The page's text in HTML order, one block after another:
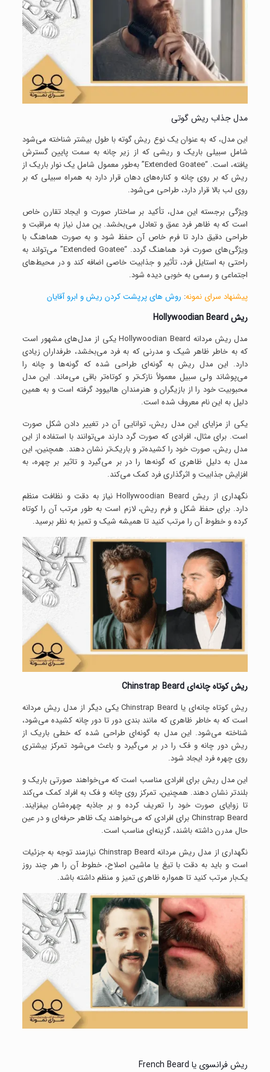
مدل جذاب ریش گوتی
این مدل، که به عنوان یک نوع ریش گوته با طول بیشتر شناخته می‌شود
شامل سبیلی باریک و ریشی که از زیر چانه به سمت پایین گسترش
یافته، است. “Extended Goatee” به‌طور معمول شامل یک نوار باریک از
ریش که بر روی چانه و کناره‌های دهان قرار دارد به همراه سبیلی که بر
روی لب بالا قرار دارد، طراحی می‌شود.
ویژگی برجسته این مدل، تأکید بر ساختار صورت و ایجاد تقارن خاص
است که به ظاهر فرد عمق و تعادل می‌بخشد. ین مدل نیاز به مراقبت و
طراحی دقیق دارد تا فرم خاص آن حفظ شود و به صورت هماهنگ با
ویژگی‌های صورت فرد هماهنگ گردد. “Extended Goatee” می‌تواند به
راحتی به استایل فرد، تأثیر و جذابیت خاصی اضافه کند و در محیط‌های
اجتماعی و رسمی به خوبی دیده شود.
پیشنهاد سرای نمونه: روش های پرپشت کردن ریش و ابرو آقایان
ریشHollywoodian Beard
مدل ریش مردانه Hollywoodian Beard یکی از مدل‌های مشهور است
که به خاطر ظاهر شیک و مدرنی که به فرد می‌بخشد، طرفداران زیادی
دارد. این مدل ریش به گونه‌ای طراحی شده که گونه‌ها و چانه را
می‌پوشاند ولی سبیل معمولاً نازک‌تر و کوتاه‌تر باقی می‌ماند. این مدل
محبوبیت خود را از بازیگران و هنرمندان هالیوود گرفته است و به همین
دلیل به این نام معروف شده است.
یکی از مزایای این مدل ریش، توانایی آن در تغییر دادن شکل صورت
است. برای مثال، افرادی که صورت گرد دارند می‌توانند با استفاده از این
مدل ریش، صورت خود را کشیده‌تر و باریک‌تر نشان دهند. همچنین، این
مدل به دلیل ظاهری که گونه‌ها را در بر می‌گیرد و تاثیر بر چهره، به
افزایش جذابیت و اثرگذاری فرد کمک می‌کند.
نگهداری از ریش Hollywoodian Beard نیاز به دقت و نظافت منظم
دارد. برای حفظ شکل و فرم ریش، لازم است به طور مرتب آن را کوتاه
کرده و خطوط آن را مرتب کنید تا همیشه شیک و تمیز به نظر برسید.
ریش کوتاه چانه‌ایChinstrap Beard
ریش کوتاه چانه‌ای یا Chinstrap Beard یکی دیگر از مدل ریش مردانه
است که به خاطر ظاهری که مانند بندی دور تا دور چانه کشیده می‌شود،
شناخته می‌شود. این مدل به گونه‌ای طراحی شده که خطی باریک از
ریش دور چانه و فک را در بر می‌گیرد و باعث می‌شود تمرکز بیشتری
روی چهره فرد ایجاد شود.
این مدل ریش برای افرادی مناسب است که می‌خواهند صورتی باریک و
بلندتر نشان دهند. همچنین، تمرکز روی چانه و فک به افراد کمک می‌کند
تا زوایای صورت خود را تعریف کرده و بر جاذبه چهره‌شان بیفزایند.
Chinstrap Beard برای افرادی که می‌خواهند یک ظاهر حرفه‌ای و در عین
حال مدرن داشته باشند، گزینه‌ای مناسب است.
نگهداری از مدل ریش مردانه Chinstrap Beard نیازمند توجه به جزئیات
است و باید به دقت با تیغ یا ماشین اصلاح، خطوط آن را هر چند روز
یک‌بار مرتب کنید تا همواره ظاهری تمیز و منظم داشته باشد.
ریش فرانسوی یا French Beard